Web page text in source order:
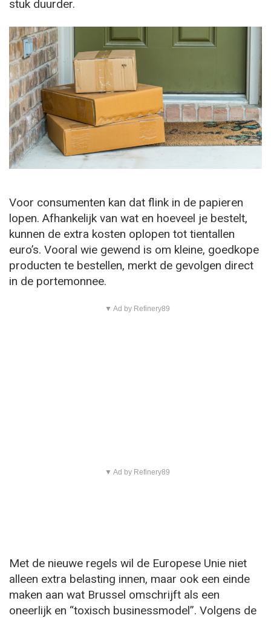
stuk duurder.
Voor consumenten kan dat flink in de papieren
lopen. Afhankelijk van wat en hoeveel je bestelt,
kunnen de extra kosten oplopen tot tientallen
euro’s. Vooral wie gewend is om kleine, goedkope
producten te bestellen, merkt de gevolgen direct
in de portemonnee.
▼ Ad by Refinery89
▼ Ad by Refinery89
Met de nieuwe regels wil de Europese Unie niet
alleen extra belasting innen, maar ook een einde
maken aan wat Brussel omschrijft als een
oneerlijk en “toxisch businessmodel”. Volgens de